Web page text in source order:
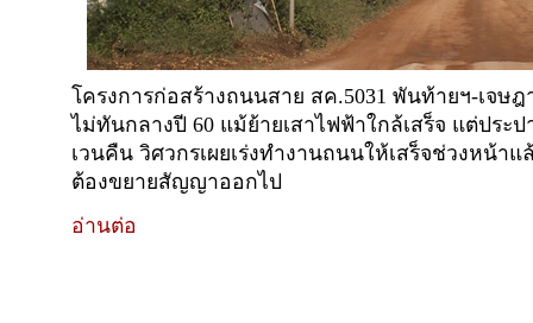
โครงการก่อสร้างถนนสาย สค.5031 พันท้ายฯ-เจษฎ
ไม่ทันกลางปี 60 แม้ย้ายเสาไฟฟ้าใกล้เสร็จ แต่ประ
เวนคืน วิศวกรเผยเร่งทำงานถนนให้เสร็จช่วงหน้า
ต้องขยายสัญญาออกไป
อ่านต่อ